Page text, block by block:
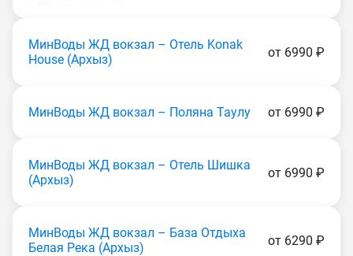
МинВоды ЖД вокзал – Отель Konak
House (Apxыз)
от 6990 ₽
МинВоды ЖД вокзал – Поляна Таулу от 6990 ₽
МинВоды ЖД вокзал – Отель Шишка
(Apxыз)
от 6990 ₽
МинВоды ЖД вокзал – База Отдыха
Белая Река (Apxыз)
от 6290 ₽